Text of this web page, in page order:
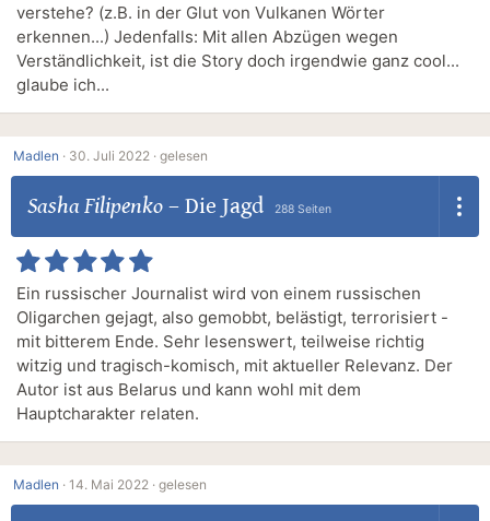
verstehe? (z.B. in der Glut von Vulkanen Wörter
erkennen...) Jedenfalls: Mit allen Abzügen wegen
Verständlichkeit, ist die Story doch irgendwie ganz cool...
glaube ich...
Madlen · 30. Juli 2022 · gelesen
Sasha Filipenko– Die Jagd 288 Seiten
Ein russischer Journalist wird von einem russischen
Oligarchen gejagt, also gemobbt, belästigt, terrorisiert -
mit bitterem Ende. Sehr lesenswert, teilweise richtig
witzig und tragisch-komisch, mit aktueller Relevanz. Der
Autor ist aus Belarus und kann wohl mit dem
Hauptcharakter relaten.
Madlen · 14. Mai 2022 · gelesen